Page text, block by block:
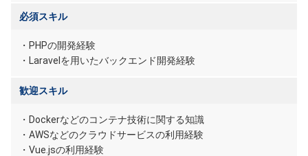
必須スキル
・PHPの開発経験
・Laravelを用いたバックエンド開発経験
歓迎スキル
・Dockerなどのコンテナ技術に関する知識
・AWSなどのクラウドサービスの利用経験
・Vue.jsの利用経験